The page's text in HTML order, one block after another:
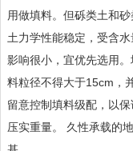
用做填料。但砾类土和砂
土力学性能稳定，受含水
影响很小，宜优先选用。
料粒径不得大于15cm，
留意控制填料级配，以保
压实重量。 久性承载的地